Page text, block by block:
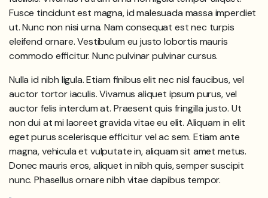
Fusce tincidunt est magna, id malesuada massa imperdiet
ut. Nunc non nisi urna. Nam consequat est nec turpis
eleifend ornare. Vestibulum eu justo lobortis mauris
commodo efficitur. Nunc pulvinar pulvinar cursus.
Nulla id nibh ligula. Etiam finibus elit nec nisl faucibus, vel
auctor tortor iaculis. Vivamus aliquet ipsum purus, vel
auctor felis interdum at. Praesent quis fringilla justo. Ut
non dui at mi laoreet gravida vitae eu elit. Aliquam in elit
eget purus scelerisque efficitur vel ac sem. Etiam ante
magna, vehicula et vulputate in, aliquam sit amet metus.
Donec mauris eros, aliquet in nibh quis, semper suscipit
nunc. Phasellus ornare nibh vitae dapibus tempor.